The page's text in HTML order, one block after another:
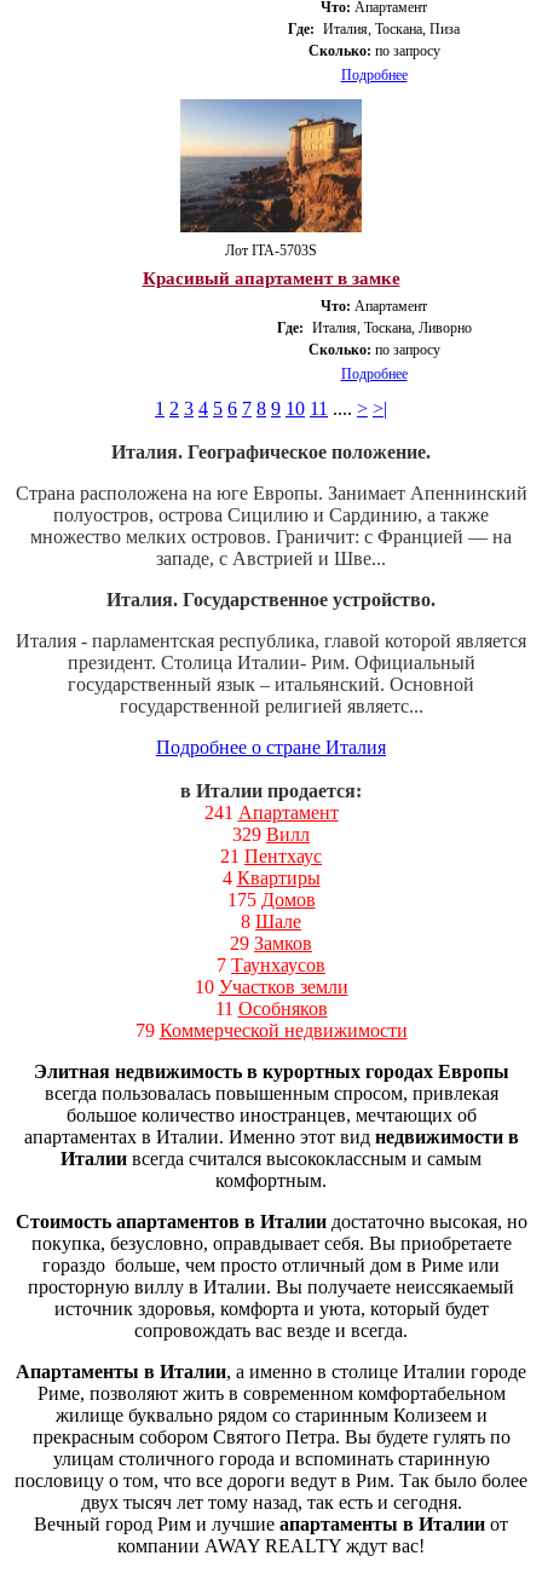
Что: Апартамент
Где: Италия, Тоскана, Пиза
Сколько: по запросу
Подробнее
Лот ITA-5703S
Красивый апартамент в замке
Что: Апартамент
Где: Италия, Тоскана, Ливорно
Сколько: по запросу
Подробнее
1 2 3 4 5 6 7 8 9 10 11 .... > >|
Италия. Географическое положение.
Страна расположена на юге Европы. Занимает Апеннинский
полуостров, острова Сицилию и Сардинию, а также
множество мелких островов. Граничит: с Францией — на
западе, с Австрией и Шве...
Италия. Государственное устройство.
Италия - парламентская республика, главой которой является
президент. Столица Италии- Рим. Официальный
государственный язык – итальянский. Основной
государственной религией являетс...
Подробнее о стране Италия
в Италии продается:
241 Апартамент
329 Вилл
21 Пентхаус
4 Квартиры
175 Домов
8 Шале
29 Замков
7 Таунхаусов
10 Участков земли
11 Особняков
79 Коммерческой недвижимости
Элитная недвижимость в курортных городах Европы
всегда пользовалась повышенным спросом, привлекая
большое количество иностранцев, мечтающих об
апартаментах в Италии. Именно этот вид недвижимости в
Италии всегда считался высококлассным и самым
комфортным.
Стоимость апартаментов в Италиидостаточно высокая, но
покупка, безусловно, оправдывает себя. Вы приобретаете
гораздо больше, чем просто отличный дом в Риме или
просторную виллу в Италии. Вы получаете неиссякаемый
источник здоровья, комфорта и уюта, который будет
сопровождать вас везде и всегда.
Апартаменты в Италии, а именно в столице Италии городе
Риме, позволяют жить в современном комфортабельном
жилище буквально рядом со старинным Колизеем и
прекрасным собором Святого Петра. Вы будете гулять по
улицам столичного города и вспоминать старинную
пословицу о том, что все дороги ведут в Рим. Так было более
двух тысяч лет тому назад, так есть и сегодня.
Вечный город Рим и лучшие апартаменты в Италии от
компании AWAY REALTY ждут вас!